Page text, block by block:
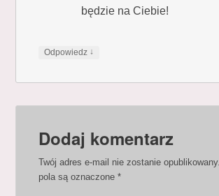
będzie na Ciebie!
Odpowiedz ↓
Dodaj komentarz
Twój adres e-mail nie zostanie opublikowany.
pola są oznaczone*